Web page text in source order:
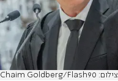
צילום: Chaim Goldberg/Flash90